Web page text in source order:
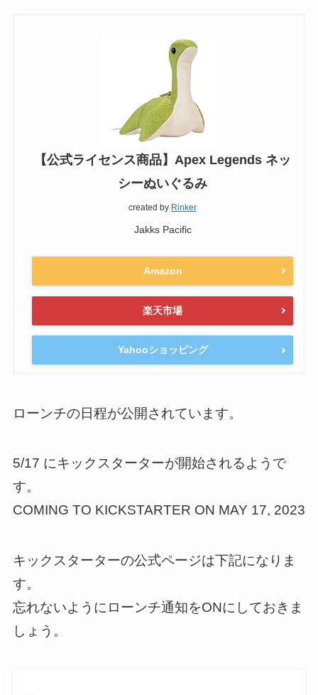
【公式ライセンス商品】Apex Legends ネッ
シーぬいぐるみ
created by Rinker
Jakks Pacific
Amazon
楽天市場
Yahooショッピング
ローンチの日程が公開されています。
5/17 にキックスターターが開始されるようで
す。
COMING TO KICKSTARTER ON MAY 17, 2023
キックスターターの公式ページは下記になりま
す。
忘れないようにローンチ通知をONにしておきま
しょう。